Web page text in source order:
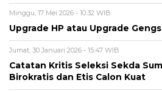
Minggu, 17 Mei 2026 - 10:32 WIB
Upgrade HP atau Upgrade
Jumat, 30 Januari 2026 - 15:47 WIB
Catatan Kritis Seleksi Sekda
Birokratis dan Etis Calon Kuat